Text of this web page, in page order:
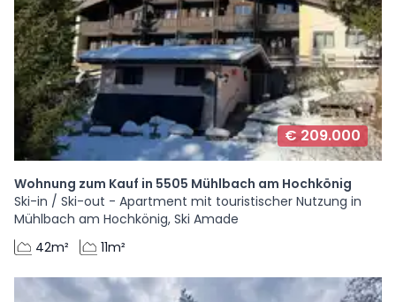
€ 209.000
Wohnung zum Kauf in 5505 Mühlbach am Hochkönig
Ski-in / Ski-out - Apartment mit touristischer Nutzung in
Mühlbach am Hochkönig, Ski Amade
42m²
11m²